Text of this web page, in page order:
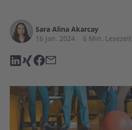
Sara Alina Akarcay
16 Jan. 2024
6 Min. Lesezeit